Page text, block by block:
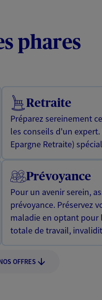
phares
Retraite
Préparez sereinement
les conseils d'un
Epargne Retraite)
Prévoyance
Pour un avenir serein,
prévoyance. Préservez
maladie en optant pour
totale de travail,
OFFRES